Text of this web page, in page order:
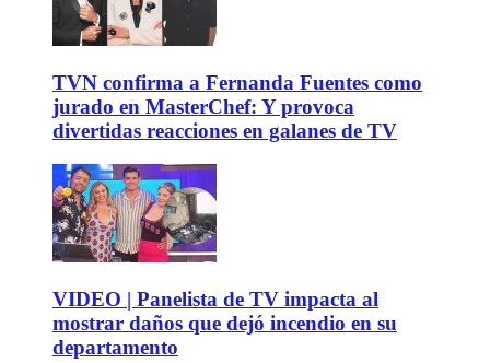
TVN confirma a Fernanda Fuentes como
jurado en MasterChef: Y provoca
divertidas reacciones en galanes de TV
VIDEO | Panelista de TV impacta al
mostrar daños que dejó incendio en su
departamento